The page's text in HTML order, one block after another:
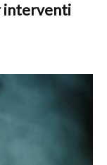
interventi